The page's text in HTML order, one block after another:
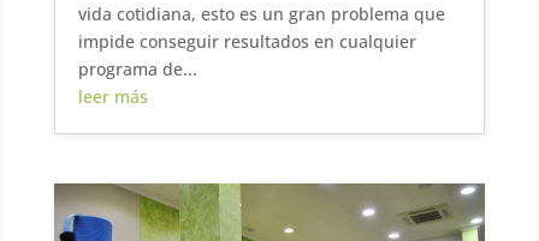
vida cotidiana, esto es un gran problema que
impide conseguir resultados en cualquier
programa de...
leer más